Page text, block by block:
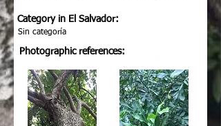
Category in El Salvador:
Sin categoría
Photographic references: